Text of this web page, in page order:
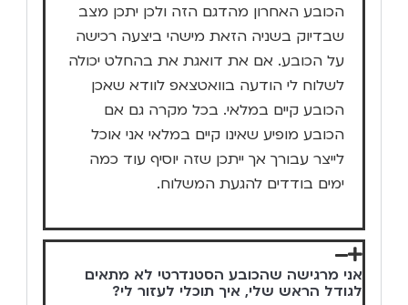
הכובע האחרון מהדגם הזה ולכן יתכן מצב
שבדיוק בשניה הזאת מישהי ביצעה רכישה
על הכובע. אם את דואגת את בהחלט יכולה
לשלוח לי הודעה בוואטצאפ לוודא שאכן
הכובע קיים במלאי. בכל מקרה גם אם
הכובע מופיע שאינו קיים במלאי אני אוכל
לייצר עבורך אך ייתכן שזה יוסיף עוד כמה
ימים בודדים להגעת המשלוח.
אני מרגישה שהכובע הסטנדרטי לא מתאים
לגודל הראש שלי, איך תוכלי לעזור לי?